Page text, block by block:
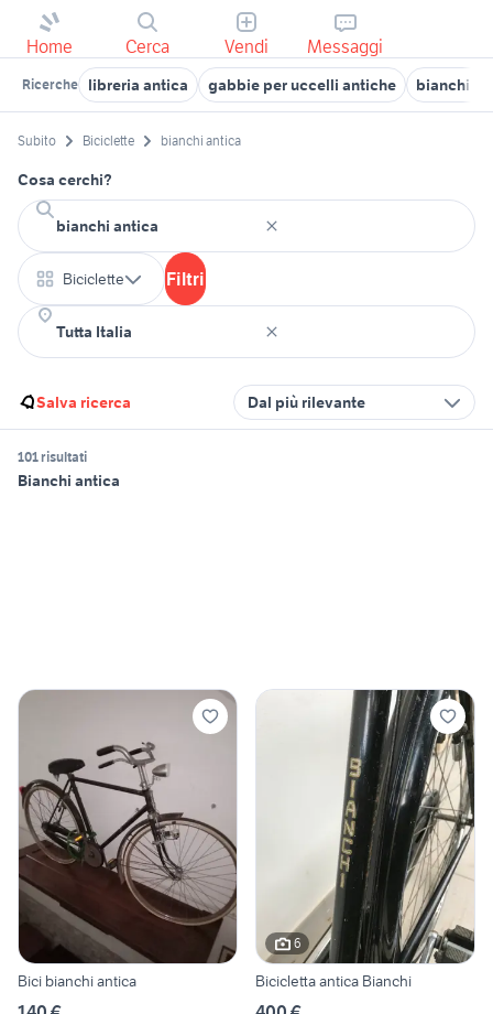
Home Cerca Vendi Messaggi
Ricerche libreria antica gabbie per uccelli antiche bianchi
Subito Biciclette bianchi antica
Cosa cerchi?
Biciclette Filtri
Salva ricerca Dal più rilevante
101 risultati
Bianchi antica
Bici bianchi antica
6
Bicicletta antica Bianchi